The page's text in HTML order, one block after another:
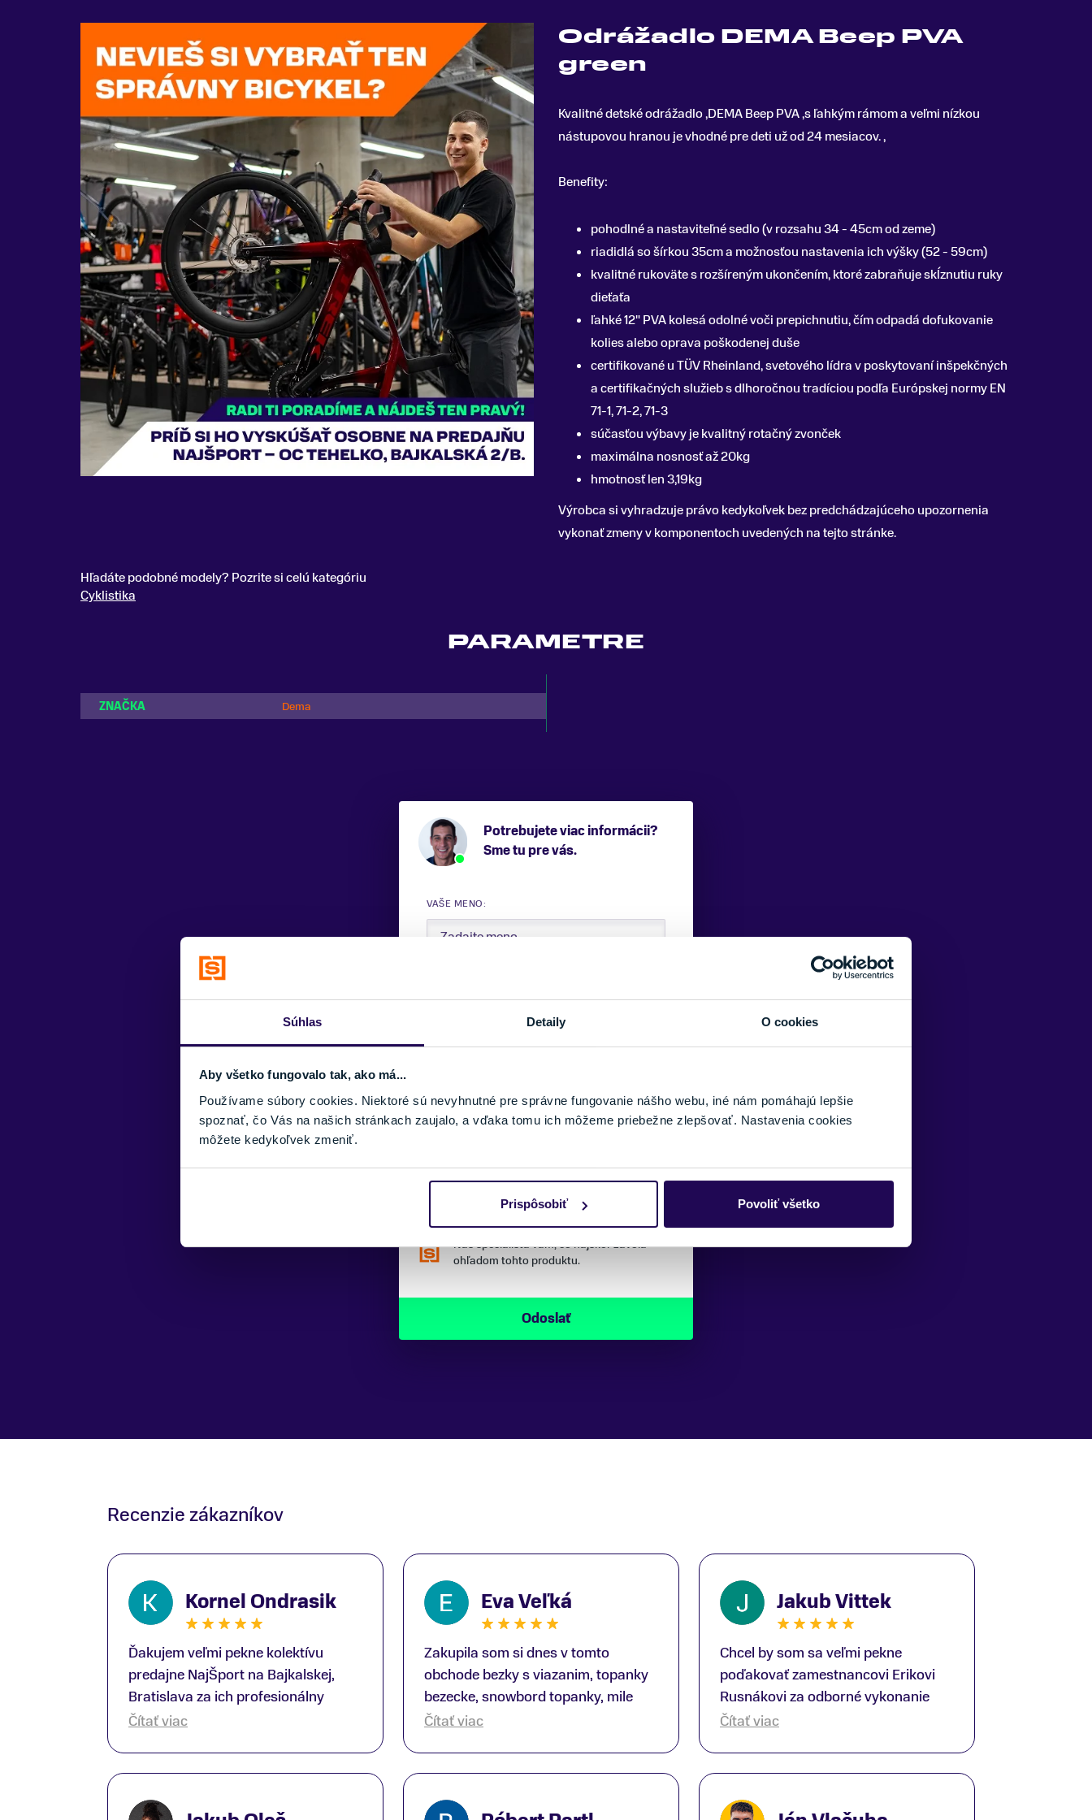
Súhlas Detaily O cookies
Aby všetko fungovalo tak, ako má...
Používame súbory cookies. Niektoré sú nevyhnutné pre správne fungovanie nášho webu, iné nám pomáhajú lepšie
spoznať, čo Vás na našich stránkach zaujalo, a vďaka tomu ich môžeme priebežne zlepšovať. Nastavenia cookies
môžete kedykoľvek zmeniť.
Prispôsobiť Povoliť všetko
Odrážadlo DEMA Beep PVA
green
Kvalitné detské odrážadlo ,DEMA Beep PVA ,s ľahkým rámom a veľmi nízkou
nástupovou hranou je vhodné pre deti už od 24 mesiacov.,
Benefity:
pohodlné a nastaviteľné sedlo (v rozsahu 34 - 45cm od zeme)
riadidlá so šírkou 35cm a možnosťou nastavenia ich výšky (52 - 59cm)
kvalitné rukoväte s rozšíreným ukončením, ktoré zabraňuje skĺznutiu ruky
dieťaťa
ľahké 12" PVA kolesá odolné voči prepichnutiu, čím odpadá dofukovanie
kolies alebo oprava poškodenej duše
certifikované u TÜV Rheinland, svetového lídra v poskytovaní inšpekčných
a certifikačných služieb s dlhoročnou tradíciou podľa Európskej normy EN
71-1, 71-2, 71-3
súčasťou výbavy je kvalitný rotačný zvonček
maximálna nosnosť až 20kg
hmotnosť len 3,19kg
Výrobca si vyhradzuje právo kedykoľvek bez predchádzajúceho upozornenia
vykonať zmeny v komponentoch uvedených na tejto stránke.
Hľadáte podobné modely? Pozrite si celú kategóriu
Cyklistika
PARAMETRE
ZNAČKA Dema
Potrebujete viac informácii?
Sme tu pre vás.
VAŠE MENO:
TELEFÓNNE ČÍSLO:
SPRÁVA:
Náš špecialista vám, čo najskôr zavolá
ohľadom tohto produktu.
Recenzie zákazníkov
Kornel Ondrasik
Ďakujem veľmi pekne kolektívu
predajne NajŠport na Bajkalskej,
Bratislava za ich profesionálny
prístup k zákazníkom; Zvlášť
ako aj prilby.. všetko značka Atomic;
Čítať viac
Eva Veľká
Zakupila som si dnes v tomto
obchode bezky s viazanim, topanky
bezecke, snowbord topanky, mile
prekvapenie ako Peter, ktory nas
Čítať viac
Jakub Vittek
Chcel by som sa veľmi pekne
poďakovať zamestnancovi Erikovi
Rusnákovi za odborné vykonanie
bike-fittingu. Je to super človek na
otázky odpovedal bez zaváhania.
Čítať viac